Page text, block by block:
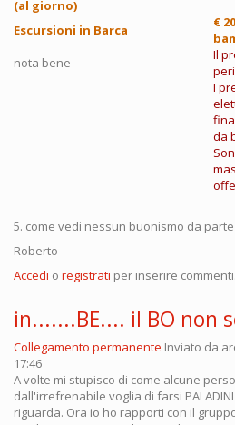
(al giorno)
Escursioni in Barca
€
nota bene
Il
I
da
5. come vedi nessun buonismo da parte
Roberto
Accedi o registrati per inserire commenti.
in.......BE.... il BO non
Collegamento permanente Inviato da
17:46
A volte mi stupisco di come alcune
dall'irrefrenabile voglia di farsi
riguarda. Ora io ho rapporti con il